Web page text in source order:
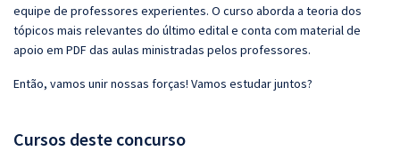
equipe de professores experientes. O curso aborda a teoria dos
tópicos mais relevantes do último edital e conta com material de
apoio em PDF das aulas ministradas pelos professores.
Então, vamos unir nossas forças! Vamos estudar juntos?
Cursos deste concurso